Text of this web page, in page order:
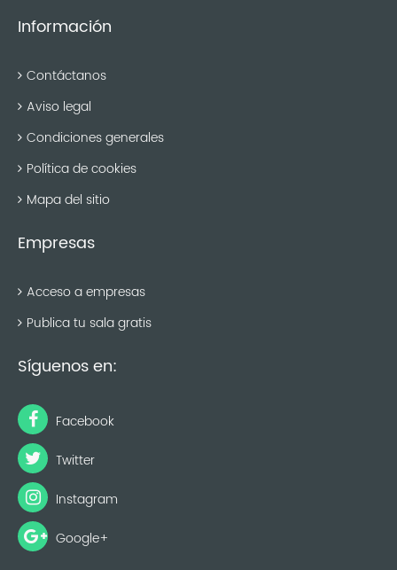
Información
Contáctanos
Aviso legal
Condiciones generales
Política de cookies
Mapa del sitio
Empresas
Acceso a empresas
Publica tu sala gratis
Síguenos en:
Facebook
Twitter
Instagram
Google+